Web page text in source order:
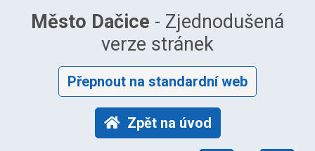
Město Dačice - Zjednodušená
verze stránek
Přepnout na standardní web
Zpět na úvod